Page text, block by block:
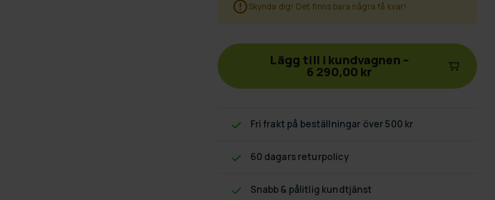
Skynda dig! Det finns bara några få kvar!
Lägg till i kundvagnen –
6 290,00 kr
Fri frakt på beställningar över 500 kr
60 dagars returpolicy
Snabb & pålitlig kundtjänst